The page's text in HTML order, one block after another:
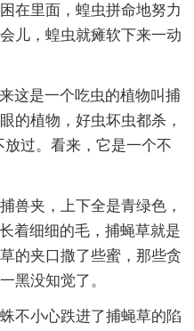
在里面，蝗虫拼命地努力
儿，蝗虫就瘫软下来一动
这是一个吃虫的植物叫捕
的植物，好虫坏虫都杀，
过。看来，它是一个不
兽夹，上下全是青绿色，
着细细的毛，捕蝇草就是
的夹口撒了些蜜，那些贪
黑没知觉了。
不小心跌进了捕蝇草的陷